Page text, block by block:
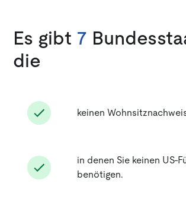
Es gibt 7
die
keinen
in denen Sie keinen US-
benötigen.